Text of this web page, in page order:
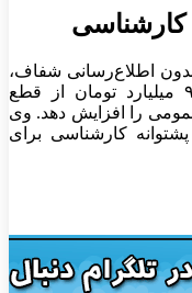
بدون اطلاع‌رسانی شفاف،
مانند اقدام دولت در مردادماه که ۹۲۰ میلیارد تومان از قطع
عمومی را افزایش دهد. وی
کارشناسی برای